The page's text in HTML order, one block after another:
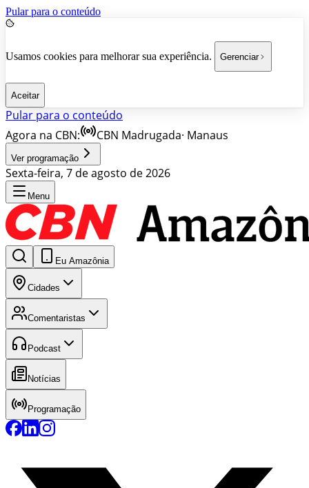
Pular para o conteúdo
Usamos cookies para melhorar sua experiência. Gerenciar
Aceitar
Pular para o conteúdo
Agora na CBN:
CBN Madrugada· Manaus
Ver programação
Sexta-feira, 7 de agosto de 2026
Menu
Eu Amazônia
Cidades
Comentaristas
Podcast
Notícias
Programação